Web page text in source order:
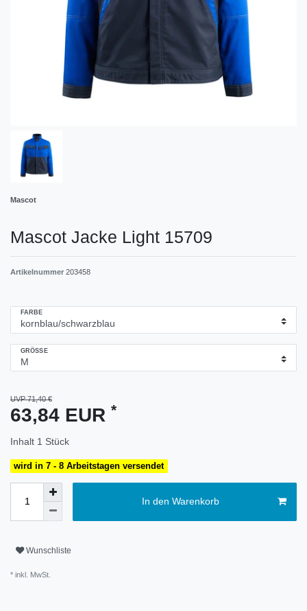
Mascot
Mascot Jacke Light 15709
Artikelnummer 203458
FARBE
GRÖSSE
UVP 71,40 €
63,84 EUR *
Inhalt 1 Stück
wird in 7 - 8 Arbeitstagen versendet
In den Warenkorb
Wunschliste
* inkl. MwSt.